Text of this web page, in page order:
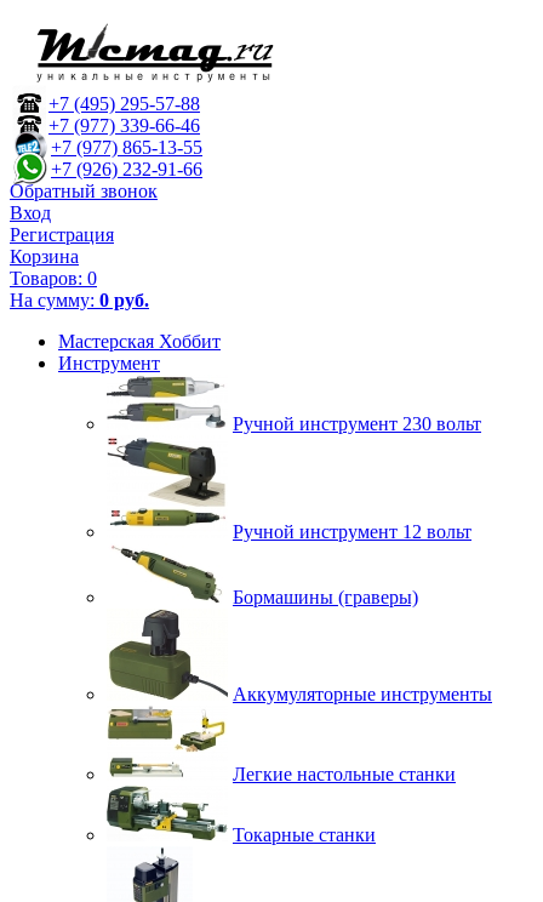
+7 (495) 295-57-88
+7 (977) 339-66-46
+7 (977) 865-13-55
+7 (926) 232-91-66
Обратный звонок
Вход
Регистрация
Корзина
Товаров: 0
На сумму: 0 руб.
Мастерская Хоббит
Инструмент
Ручной инструмент 230 вольт
Ручной инструмент 12 вольт
Бормашины (граверы)
Аккумуляторные инструменты
Легкие настольные станки
Токарные станки